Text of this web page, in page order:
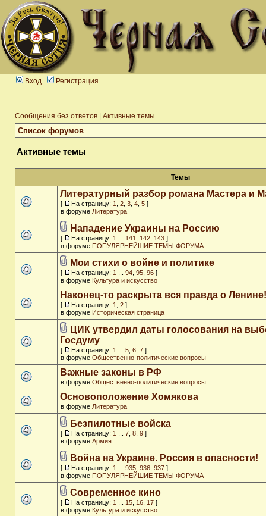
Вход Регистрация
Сообщения без ответов Активные темы
Список форумов
Активные темы
Темы
Литературный разбор романа Мастера и
[ На страницу: 1 2 3 4 5 ]
в форуме Литература
Нападение Украины на Россию
[ На страницу: 1 141 142 143 ]
в форуме ПОПУЛЯРНЕЙШИЕ ТЕМЫ ФОРУМА
Мои стихи о войне и политике
[ На страницу: 1 94 95 96 ]
в форуме Культура и искусство
Наконец-то раскрыта вся правда о Ленине!
[ На страницу: 1 2 ]
в форуме Историческая страница
ЦИК утвердил даты голосования на
Госдуму
[ На страницу: 1 5 6 7 ]
в форуме Общественно-политические вопросы
Важные законы в РФ
в форуме Общественно-политические вопросы
Основоположение Хомякова
в форуме Литература
Безпилотные войска
[ На страницу: 1 7 8 9 ]
в форуме Армия
Война на Украине. Россия в опасности!
[ На страницу: 1 935 936 937 ]
в форуме ПОПУЛЯРНЕЙШИЕ ТЕМЫ ФОРУМА
Современное кино
[ На страницу: 1 15 16 17 ]
в форуме Культура и искусство